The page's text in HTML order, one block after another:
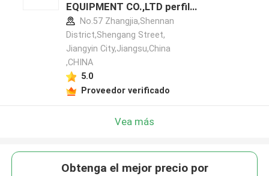
EQUIPMENT CO.,LTD perfil
del fabricante
No.57 Zhangjia,Shennan
District,Shengang Street,
Jiangyin City,Jiangsu,China
,CHINA
5.0
Proveedor verificado
Vea más
Obtenga el mejor precio por